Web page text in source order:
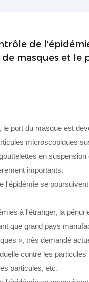
de
masques et le
le port du masque est
microscopiques
en
importants.
à l'étranger, la
que grand pays
», très demandé
contre les
particules, etc.